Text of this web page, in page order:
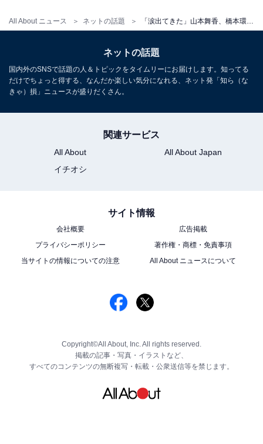
All About ニュース ネットの話題
ネットの話題
国内外のSNSで話題の人＆トピックをタイムリーにお届けします。知ってる
だけでちょっと得する、なんだか楽しい気分になれる、ネット発「知ら（な
きゃ）損」ニュースが盛りだくさん。
関連サービス
All About
All About Japan
イチオシ
サイト情報
会社概要
広告掲載
プライバシーポリシー
著作権・商標・免責事項
当サイトの情報についての注意
All About ニュースについて
Copyright©All About, Inc. All rights reserved.
掲載の記事・写真・イラストなど、
すべてのコンテンツの無断複写・転載・公衆送信等を禁じます。